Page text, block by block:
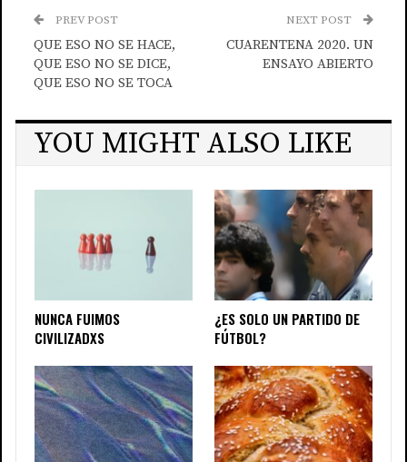
PREV POST
QUE ESO NO SE HACE,
QUE ESO NO SE DICE,
QUE ESO NO SE TOCA
NEXT POST
CUARENTENA 2020. UN
ENSAYO ABIERTO
YOU MIGHT ALSO LIKE
NUNCA FUIMOS
CIVILIZADXS
¿ES SOLO UN PARTIDO DE
FÚTBOL?